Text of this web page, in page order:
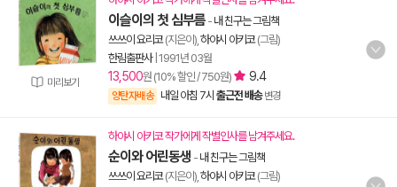
미리보기
이슬이의 첫 심부름 - 내 친구는 그림책
쓰쓰이 요리코(지은이), 하야시 아키코(그림)
한림출판사| 1991년 03월
13,500원 (10% 할인 / 750원) 9.4
양탄자배송 내일 아침 7시 출근전 배송 변경
하야시 아키코 작가에게 작별인사를 남겨주세요.
순이와 어린동생 - 내 친구는 그림책
쓰쓰이 요리코(지은이), 하야시 아키코(그림)